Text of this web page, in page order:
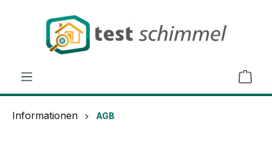
springen
Informationen AGB